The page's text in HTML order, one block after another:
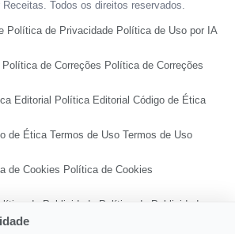
Todos os direitos reservados.
Política de Privacidade Política de Uso por IA
Política de Correções Política de Correções
Editorial Política Editorial Código de Ética
de Ética Termos de Uso Termos de Uso
de Cookies Política de Cookies
de Publicidade Política de Publicidade